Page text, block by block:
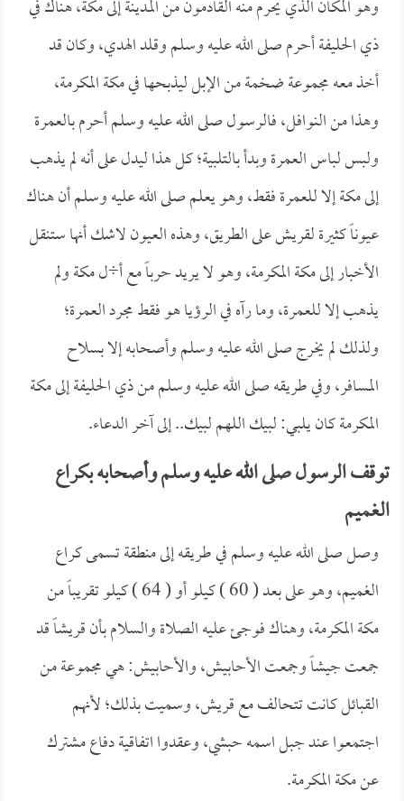
وهو المكان الذي يحرم منه القادمون من المدينة إلى مكة، هناك في
ذي الحليفة أحرم صلى الله عليه وسلم وقلد الهدي، وكان قد
أخذ معه مجموعة ضخمة من الإبل ليذبحها في مكة المكرمة،
وهذا من النوافل، فالرسول صلى الله عليه وسلم أحرم بالعمرة
ولبس لباس العمرة وبدأ بالتلبية؛ كل هذا ليدل على أنه لم يذهب
إلى مكة إلا للعمرة فقط، وهو يعلم صلى الله عليه وسلم أن هناك
عيوناً كثيرة لقريش على الطريق، وهذه العيون لاشك أنها ستنقل
الأخبار إلى مكة المكرمة، وهو لا يريد حرباً مع أ÷ل مكة ولم
يذهب إلا للعمرة، وما رآه في الرؤيا هو فقط مجرد العمرة؛
ولذلك لم يخرج صلى الله عليه وسلم وأصحابه إلا بسلاح
المسافر، وفي طريقه صلى الله عليه وسلم من ذي الحليفة إلى مكة
المكرمة كان يلبي: لبيك اللهم لبيك.. إلى آخر الدعاء.
توقف الرسول صلى الله عليه وسلم وأصحابه بكراع
الغميم
وصل صلى الله عليه وسلم في طريقه إلى منطقة تسمى كراع
الغميم، وهو على بعد ( 60 ) كيلو أو ( 64 ) كيلو تقريباً من
مكة المكرمة، وهناك فوجئ عليه الصلاة والسلام بأن قريشاً قد
جمعت جيشاً وجمعت الأحابيش، والأحابيش: هي مجموعة من
القبائل كانت تتحالف مع قريش، وسميت بذلك؛ لأنهم
اجتمعوا عند جبل اسمه حبشي، وعقدوا اتفاقية دفاع مشترك
عن مكة المكرمة.